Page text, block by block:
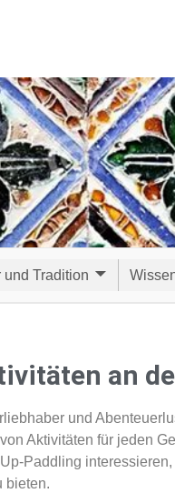
und Tradition
an
und
Aktivitäten für jeden
Paddling
bieten.